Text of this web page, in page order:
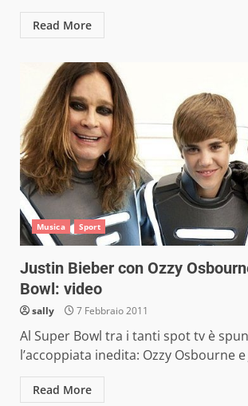
Read More
Musica Sport
Justin Bieber con Ozzy
Bowl: video
sally 7 Febbraio 2011
Al Super Bowl tra i tanti spot tv è
l’accoppiata inedita: Ozzy Osbourne e
Read More